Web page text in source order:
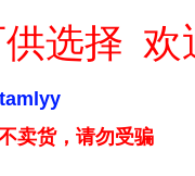
选择 欢
卖货，请勿受骗